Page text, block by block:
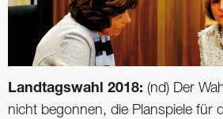
Landtagswahl 2018: (nd) Der
nicht begonnen, die Planspiele für